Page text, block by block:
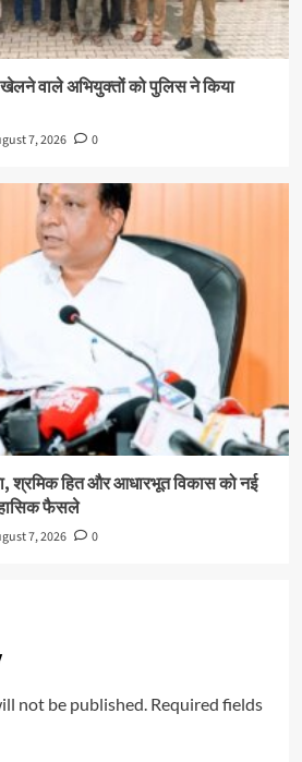
वाले अभियुक्तों को पुलिस ने किया
7, 2026 0
श्रमिक हित और आधारभूत विकास को नई
फैसले
7, 2026 0
not be published. Required fields